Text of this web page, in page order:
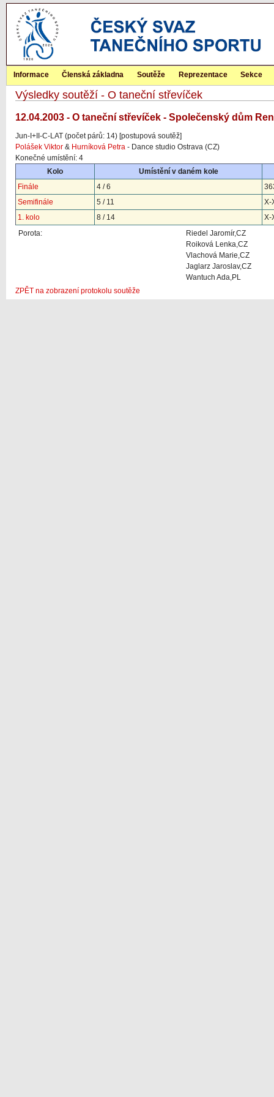
Informace Členská základna Soutěže Reprezentace Sekce
Výsledky soutěží - O taneční střevíček
12.04.2003 - O taneční střevíček - Společenský dům
Jun-I+II-C-LAT (počet párů: 14) [postupová soutěž]
Polášek Viktor & Hurníková Petra - Dance studio Ostrava (CZ)
Konečné umístění: 4
Kolo
Umístění v daném kole
Finále
4 / 6
Semifinále
5 / 11
X-
1. kolo
8 / 14
X-
Porota:
Riedel Jaromír,CZ
Roiková Lenka,CZ
Vlachová Marie,CZ
Jaglarz Jaroslav,CZ
Wantuch Ada,PL
ZPĚT na zobrazení protokolu soutěže